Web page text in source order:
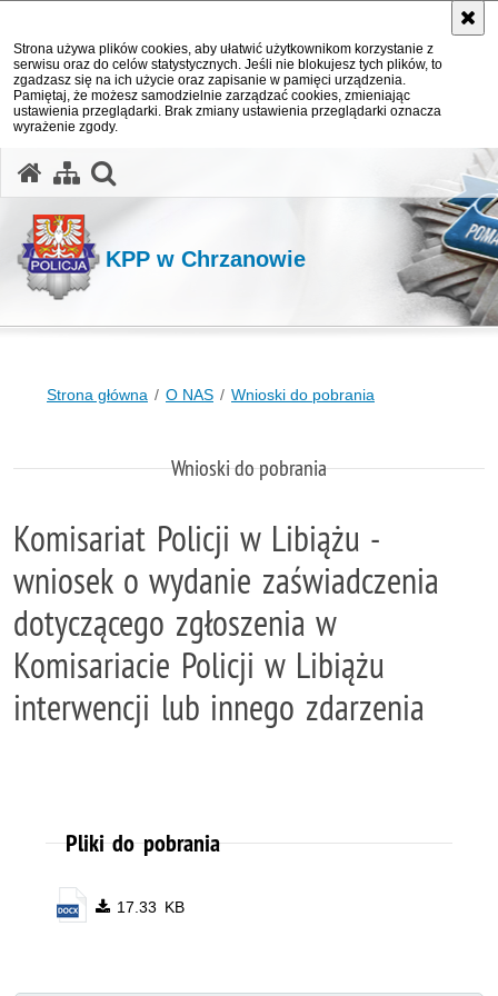
Strona używa plików cookies, aby ułatwić użytkownikom korzystanie z
serwisu oraz do celów statystycznych. Jeśli nie blokujesz tych plików, to
zgadzasz się na ich użycie oraz zapisanie w pamięci urządzenia.
Pamiętaj, że możesz samodzielnie zarządzać cookies, zmieniając
ustawienia przeglądarki. Brak zmiany ustawienia przeglądarki oznacza
wyrażenie zgody.
KPP w Chrzanowie
Strona główna O NAS Wnioski do pobrania
Wnioski do pobrania
Komisariat Policji w Libiążu -
wniosek o wydanie zaświadczenia
dotyczącego zgłoszenia w
Komisariacie Policji w Libiążu
interwencji lub innego zdarzenia
Pliki do pobrania
17.33 KB